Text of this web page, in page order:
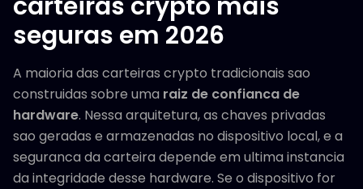
seguras em 2026
A maioria das carteiras crypto tradicionais sao
construidas sobre uma raiz de confianca de
hardware. Nessa arquitetura, as chaves privadas
sao geradas e armazenadas no dispositivo local, e a
seguranca da carteira depende em ultima instancia
da integridade desse hardware. Se o dispositivo for